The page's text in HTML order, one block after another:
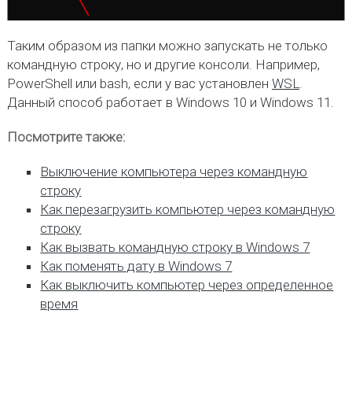
Таким образом из папки можно запускать не только
командную строку, но и другие консоли. Например,
PowerShell или bash, если у вас установлен WSL.
Данный способ работает в Windows 10 и Windows 11.
Посмотрите также:
Выключение компьютера через командную
строку
Как перезагрузить компьютер через командную
строку
Как вызвать командную строку в Windows 7
Как поменять дату в Windows 7
Как выключить компьютер через определенное
время